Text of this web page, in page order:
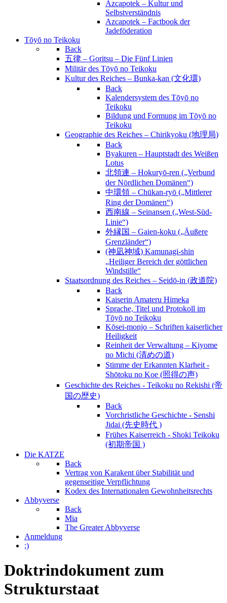
Azcapotek – Kultur und
Selbstverständnis
Azcapotek – Factbook der
Jadeföderation
Tōyō no Teikoku
Back
五律 – Goritsu – Die Fünf Linien
Militär des Tōyō no Teikoku
Kultur des Reiches – Bunka-kan (文化環)
Back
Kalendersystem des Tōyō no
Teikoku
Bildung und Formung im Tōyō no
Teikoku
Geographie des Reiches – Chirikyoku (地理局)
Back
Byakuren – Hauptstadt des Weißen
Lotus
北領連 – Hokuryō-ren („Verbund
der Nördlichen Domänen“)
中環領 – Chūkan-ryō („Mittlerer
Ring der Domänen“)
西南線 – Seinansen („West-Süd-
Linie“)
外縁国 – Gaien-koku („Äußere
Grenzländer“)
(神凪神域) Kamunagi-shin
„Heiliger Bereich der göttlichen
Windstille“
Staatsordnung des Reiches – Seidō-in (政道院)
Back
Kaiserin Amateru Himeka
Sprache, Titel und Protokoll im
Tōyō no Teikoku
Kōsei-monjo – Schriften kaiserlicher
Heiligkeit
Reinheit der Verwaltung – Kiyome
no Michi (清めの道)
Stimme der Erkannten Klarheit -
Shōtoku no Koe (照得の声)
Geschichte des Reiches - Teikoku no Rekishi (帝
国の歴史)
Back
Vorchristliche Geschichte - Senshi
Jidai (先史時代 )
Frühes Kaiserreich - Shoki Teikoku
(初期帝国 )
Die KATZE
Back
Vertrag von Karakent über Stabilität und
gegenseitige Verpflichtung
Kodex des Internationalen Gewohnheitsrechts
Abbyverse
Back
Mia
The Greater Abbyverse
Anmeldung
;)
Doktrindokument zum
Strukturstaat